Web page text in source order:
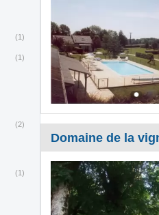
(1)
(1)
(2)
(1)
Domaine de la